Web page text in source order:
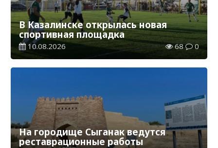
В Казалинске открылась новая
спортивная площадка
10.08.2026 68 0
На городище Сыганак ведутся
реставрационные работы